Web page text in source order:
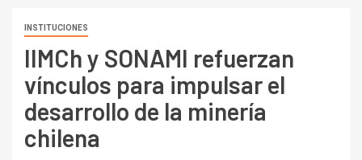
INSTITUCIONES
IIMCh y SONAMI refuerzan
vínculos para impulsar el
desarrollo de la minería
chilena